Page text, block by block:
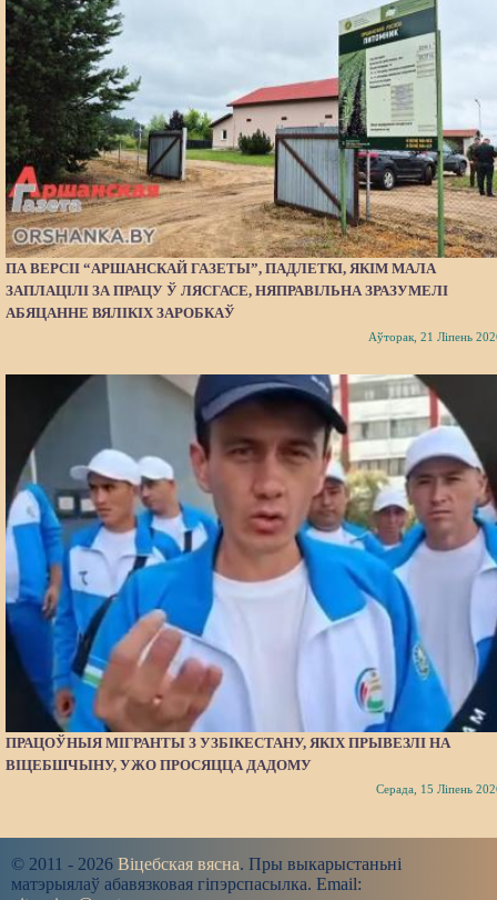
ПА ВЕРСІІ “АРШАНСКАЙ ГАЗЕТЫ”, ПАДЛЕТКІ, ЯКІМ МАЛА
ЗАПЛАЦІЛІ ЗА ПРАЦУ Ў ЛЯСГАСЕ, НЯПРАВІЛЬНА ЗРАЗУМЕЛІ
АБЯЦАННЕ ВЯЛІКІХ ЗАРОБКАЎ
Аўторак, 21 Ліпень
ПРАЦОЎНЫЯ МІГРАНТЫ З УЗБІКЕСТАНУ, ЯКІХ ПРЫВЕЗЛІ НА
ВІЦЕБШЧЫНУ, УЖО ПРОСЯЦЦА ДАДОМУ
Серада, 15 Ліпень
© 2011 - 2026 Віцебская вясна. Пры выкарыстаньні
матэрыялаў абавязковая гіпэрспасылка. Email: